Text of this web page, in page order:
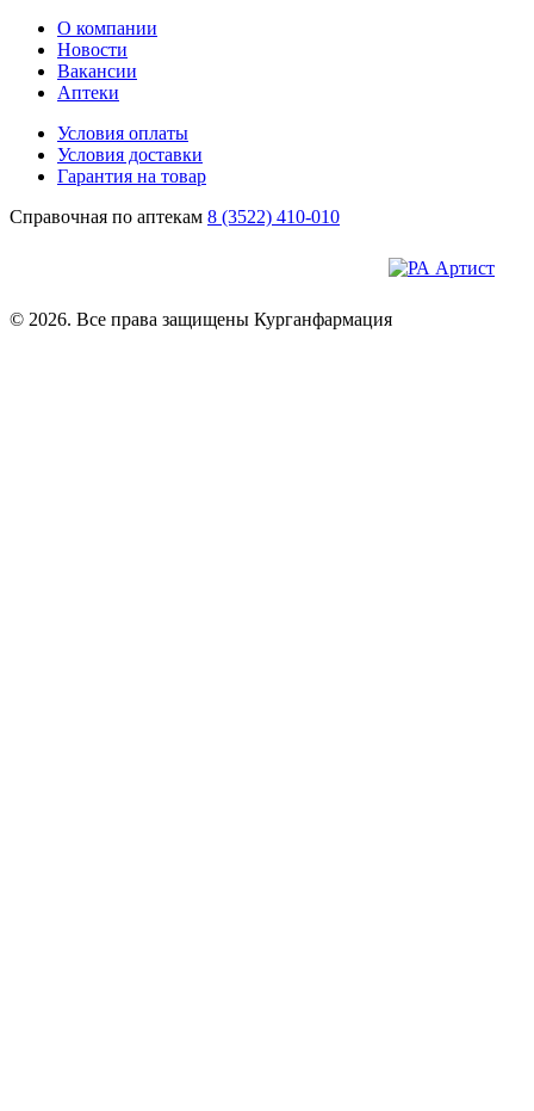
О компании
Новости
Вакансии
Аптеки
Условия оплаты
Условия доставки
Гарантия на товар
Справочная по аптекам 8 (3522) 410-010
© 2026. Все права защищены Курганфармация